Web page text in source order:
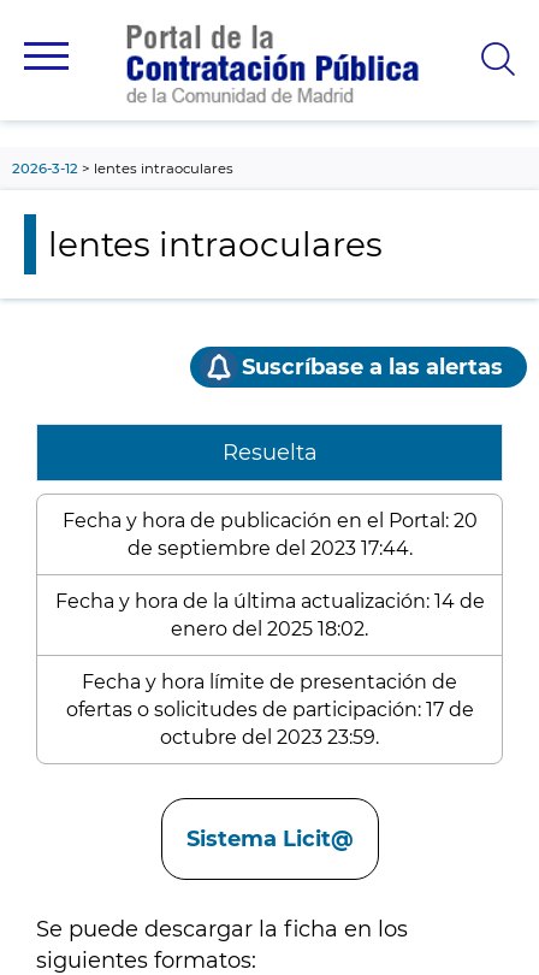
principal
2026-3-12 lentes intraoculares
lentes intraoculares
Suscríbase a las alertas
Resuelta
Fecha y hora de publicación en el Portal: 20
de septiembre del 2023 17:44.
Fecha y hora de la última actualización: 14 de
enero del 2025 18:02.
Fecha y hora límite de presentación de
ofertas o solicitudes de participación: 17 de
octubre del 2023 23:59.
Sistema Licit@
Se puede descargar la ficha en los
siguientes formatos: